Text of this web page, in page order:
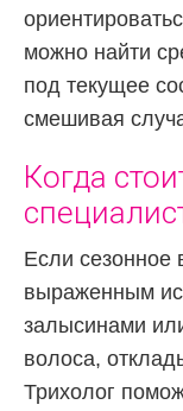
можно найти
под текущее
смешивая
Когда
Если сезонное
выраженным
залысинами
волоса,
Трихолог